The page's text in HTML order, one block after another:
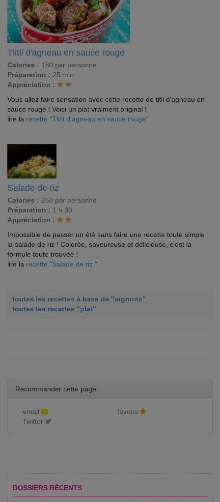
Tlitli d'agneau en sauce rouge
Calories : 180 par personne
Préparation : 25 min
Appréciation :
Vous allez faire sensation avec cette recette de titli d'agneau en
sauce rouge ! Voici un plat vraiment original !
lire la recette "Tlitli d'agneau en sauce rouge"
Salade de riz
Calories : 250 par personne
Préparation : 1 h 30
Appréciation :
Impossible de passer un été sans faire une recette toute simple :
la salade de riz ! Colorée, savoureuse et délicieuse, c'est la
formule toute trouvée !
lire la recette "Salade de riz "
toutes les recettes à base de "oignons"
toutes les recettes "plat"
Recommander cette page :
email
favoris
Twitter
DOSSIERS RÉCENTS